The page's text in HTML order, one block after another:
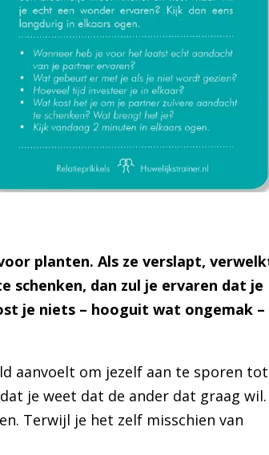
planten. Als ze verslapt,
schenken, dan zul je ervaren dat je
je niets – hooguit wat ongemak –
aanvoelt om jezelf aan te sporen tot
je weet dat de ander dat graag wil.
Terwijl je het zelf misschien van